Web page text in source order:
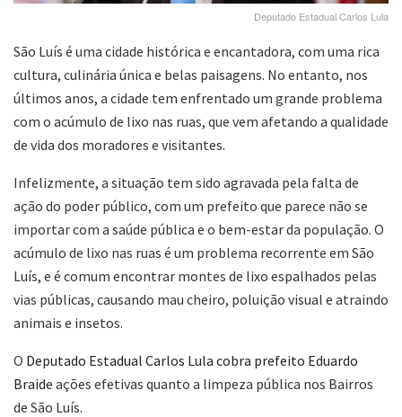
Deputado Estadual Carlos Lula
São Luís é uma cidade histórica e encantadora, com uma rica
cultura, culinária única e belas paisagens. No entanto, nos
últimos anos, a cidade tem enfrentado um grande problema
com o acúmulo de lixo nas ruas, que vem afetando a qualidade
de vida dos moradores e visitantes.
Infelizmente, a situação tem sido agravada pela falta de
ação do poder público, com um prefeito que parece não se
importar com a saúde pública e o bem-estar da população. O
acúmulo de lixo nas ruas é um problema recorrente em São
Luís, e é comum encontrar montes de lixo espalhados pelas
vias públicas, causando mau cheiro, poluição visual e atraindo
animais e insetos.
O Deputado Estadual Carlos Lula cobra prefeito Eduardo
Braide ações efetivas quanto a limpeza pública nos Bairros
de São Luís.